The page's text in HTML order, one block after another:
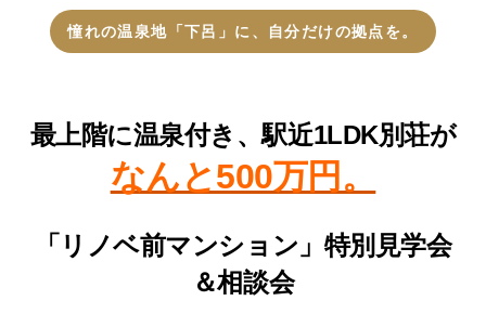
憧れの温泉地「下呂」に、自分だけの拠点を。
最上階に温泉付き、駅近1LDK別荘が
なんと500万円。
「リノベ前マンション」特別見学会
＆相談会